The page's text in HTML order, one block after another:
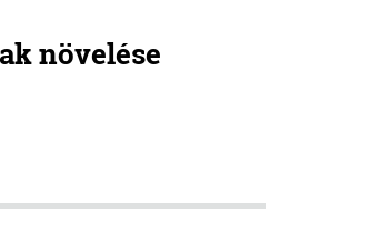
növelése